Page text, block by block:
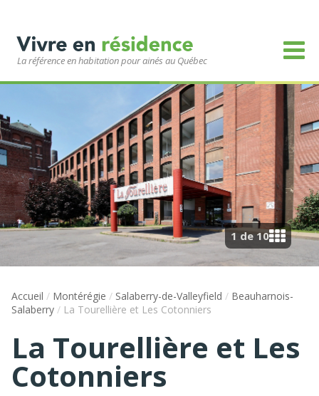
La référence en habitation pour ainés au Québec
1 de 10
Accueil / Montérégie / Salaberry-de-Valleyfield / Beauharnois-
Salaberry / La Tourellière et Les Cotonniers
La Tourellière et Les
Cotonniers